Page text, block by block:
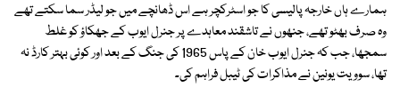
ہمارے ہاں خارجہ پالیسی کا جو اسٹرکچر ہے اس ڈھانچے میں جو لیڈر سما سکتے تھے
وہ صرف بھٹو تھے، جنھوں نے تاشقند معاہدے پر جنرل ایوب کے جھکاؤ کو غلط
سمجھا، جب کہ جنرل ایوب خان کے پاس 1965 کی جنگ کے بعد اور کوئی بہتر کارڈ نہ
تھا، سوویت یونین نے مذاکرات کی ٹیبل فراہم کی۔